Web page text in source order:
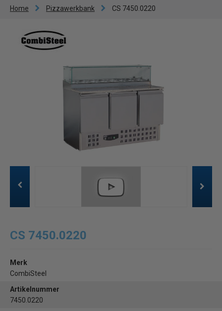
Home Pizzawerkbank CS 7450.0220
CS 7450.0220
Merk
CombiSteel
Artikelnummer
7450.0220